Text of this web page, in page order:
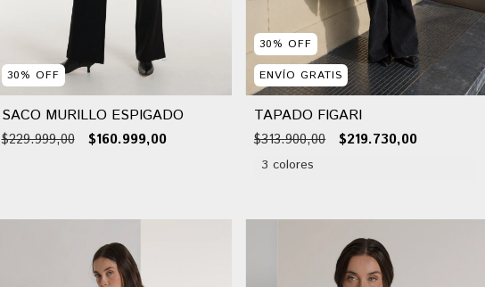
30% OFF
SACO MURILLO ESPIGADO
$229.999,00 $160.999,00
30%OFF
ENVÍO GRATIS
TAPADO FIGARI
$313.900,00 $219.730,00
3 colores